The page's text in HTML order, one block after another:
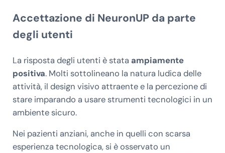
Accettazione di NeuronUP da parte
degli utenti
La risposta degli utenti è stata ampiamente
positiva. Molti sottolineano la natura ludica delle
attività, il design visivo attraente e la percezione di
stare imparando a usare strumenti tecnologici in un
ambiente sicuro.
Nei pazienti anziani, anche in quelli con scarsa
esperienza tecnologica, si è osservato un